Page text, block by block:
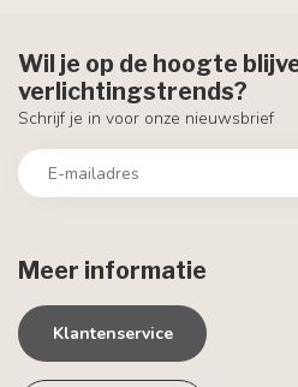
Meer informatie
Klantenservice
Wil je op de hoogte
verlichtingstrends?
Schrijf je in voor onze nieuwsbrief